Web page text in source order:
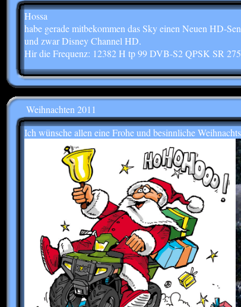
Hossa
habe gerade mitbekommen das Sky einen Neuen HD-
und zwar Disney Channel HD.
Hir die Frequenz: 12382 H tp 99 DVB-S2 QPSK SR
Weihnachten 2011
Ich wünsche allen eine Frohe und besinnliche